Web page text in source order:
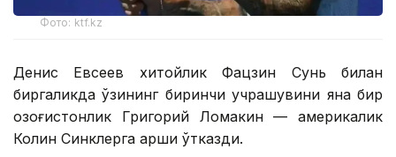
Фото: ktf.kz
Денис Евсеев хитойлик Фацзин Сунь билан
биргаликда ўзининг биринчи учрашувини яна бир
қозоғистонлик Григорий Ломакин — америкалик
Колин Синклерга қарши ўтказди.